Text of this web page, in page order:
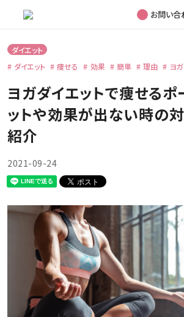
お問い合
ダイエット
ダイエット
痩せる 効果 簡単 理由 ヨガ
ヨガダイエットで痩せるポ
ットや効果が出ない時の
紹介
2021-09-24